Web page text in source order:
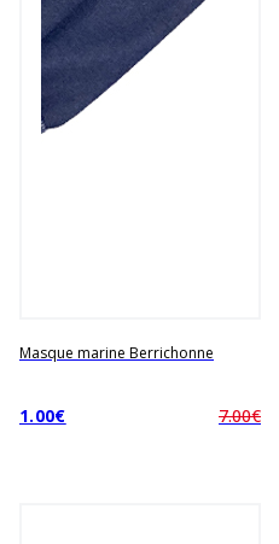
Masque marine Berrichonne
1.00€ 7.00€